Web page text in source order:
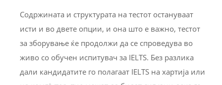
Содржината и структурата на тестот остануваат
исти и во двете опции, и она што е важно, тестот
за зборување ќе продолжи да се спроведува во
живо со обучен испитувач за IELTS. Без разлика
дали кандидатите го полагаат IELTS на хартија или